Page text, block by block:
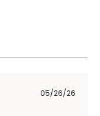
05/26/26